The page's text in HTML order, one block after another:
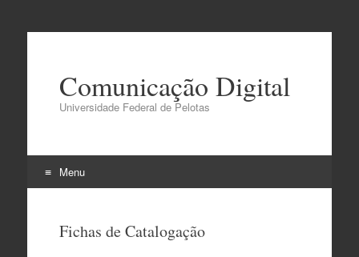
Comunicação Digital
Universidade Federal de Pelotas
Menu
Fichas de Catalogação